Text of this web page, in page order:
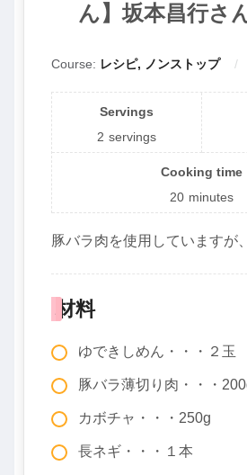
ん】坂本昌行さ
Course: レシピ, ノンストップ
Servings
2 servings
Cooking time
20 minutes
豚バラ肉を使用していますが
材料
ゆできしめん・・・２玉
豚バラ薄切り肉・・・
カボチャ・・・250g
長ネギ・・・１本